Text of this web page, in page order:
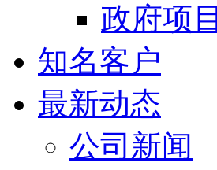
政府项目
知名客户
最新动态
公司新闻